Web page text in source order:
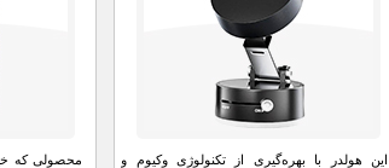
این هولدر با بهره‌گیری از تکنولوژی وکیوم و
محصولی که